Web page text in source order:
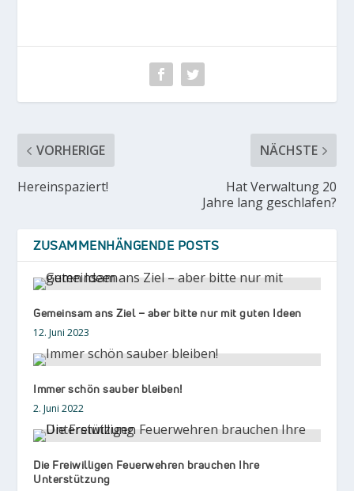
VORHERIGE
Hereinspaziert!
NÄCHSTE
Hat Verwaltung 20
Jahre lang geschlafen?
ZUSAMMENHÄNGENDE POSTS
Gemeinsam ans Ziel – aber bitte nur mit guten Ideen
12. Juni 2023
Immer schön sauber bleiben!
2. Juni 2022
Die Freiwilligen Feuerwehren brauchen Ihre
Unterstützung